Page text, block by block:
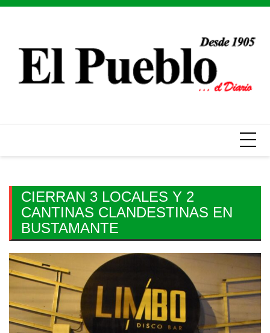
Skip
CIERRAN 3 LOCALES Y 2
CANTINAS CLANDESTINAS EN
BUSTAMANTE